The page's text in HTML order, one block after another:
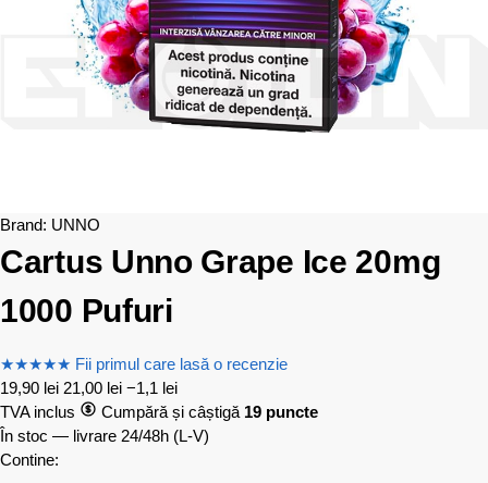
Brand: UNNO
Cartus Unno Grape Ice 20mg
1000 Pufuri
★★★★★ Fii primul care lasă o recenzie
19,90 lei 21,00 lei −1,1 lei
TVA inclus
Cumpără și câștigă 19 puncte
În stoc — livrare 24/48h (L-V)
Contine: